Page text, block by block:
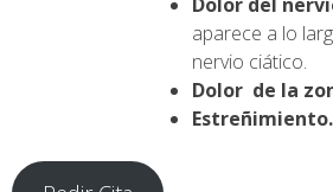
aparece a lo
nervio ciático.
Dolor de la
Estreñimiento.